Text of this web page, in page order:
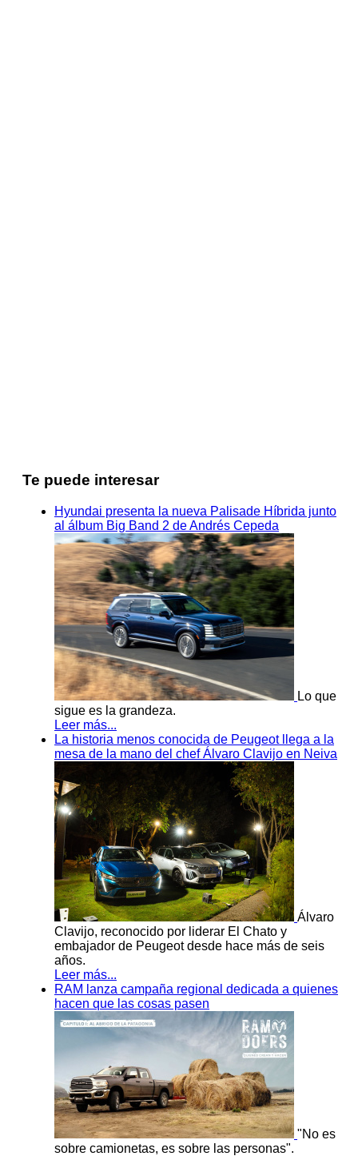
Te puede interesar
Hyundai presenta la nueva Palisade Híbrida junto
al álbum Big Band 2 de Andrés Cepeda
Lo que
sigue es la grandeza.
Leer más...
La historia menos conocida de Peugeot llega a la
mesa de la mano del chef Álvaro Clavijo en Neiva
Álvaro
Clavijo, reconocido por liderar El Chato y
embajador de Peugeot desde hace más de seis
años.
Leer más...
RAM lanza campaña regional dedicada a quienes
hacen que las cosas pasen
"No es
sobre camionetas, es sobre las personas".